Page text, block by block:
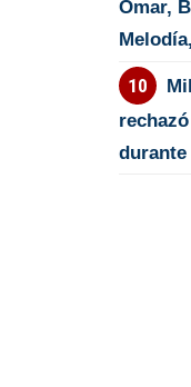
Omar,
durante